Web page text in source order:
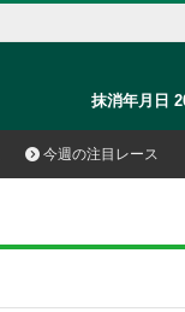
抹消年月日
今週の注目レース